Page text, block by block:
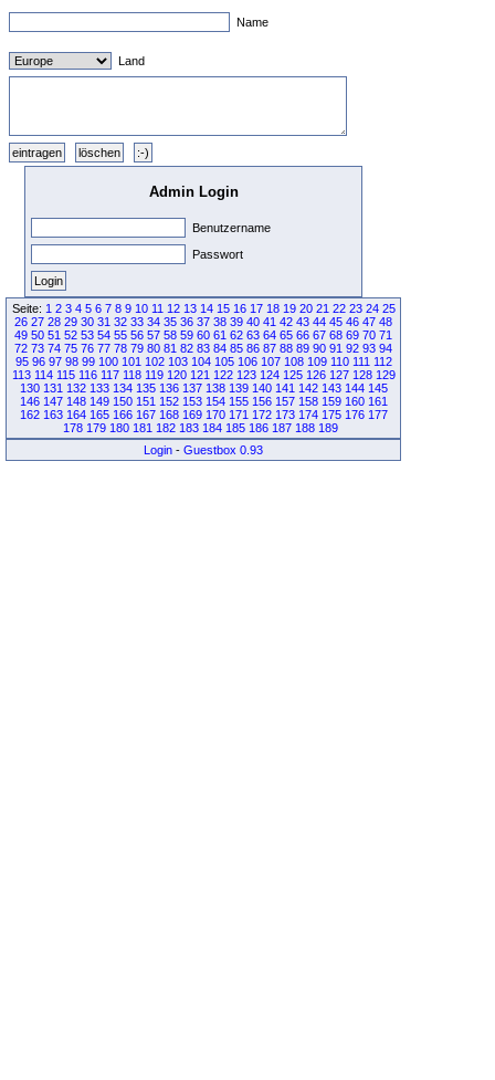
Name
Land
Admin Login
Benutzername
Passwort
Seite: 1 2 3 4 5 6 7 8 9 10 11 12 13 14 15 16 17 18 19 20 21 22 23 24 25
26 27 28 29 30 31 32 33 34 35 36 37 38 39 40 41 42 43 44 45 46 47 48
49 50 51 52 53 54 55 56 57 58 59 60 61 62 63 64 65 66 67 68 69 70 71
72 73 74 75 76 77 78 79 80 81 82 83 84 85 86 87 88 89 90 91 92 93 94
95 96 97 98 99 100 101 102 103 104 105 106 107 108 109 110 111 112
113 114 115 116 117 118 119 120 121 122 123 124 125 126 127 128 129
130 131 132 133 134 135 136 137 138 139 140 141 142 143 144 145
146 147 148 149 150 151 152 153 154 155 156 157 158 159 160 161
162 163 164 165 166 167 168 169 170 171 172 173 174 175 176 177
178 179 180 181 182 183 184 185 186 187 188 189
Login - Guestbox 0.93